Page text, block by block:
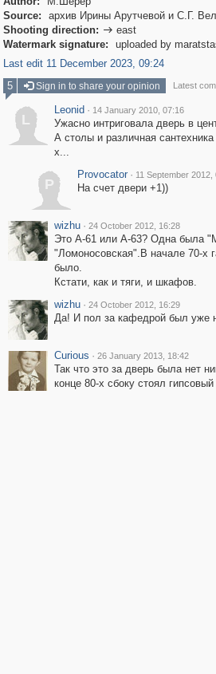
Source:
архив Ирины Арутчевой и С.Г.
Shooting direction:  east
Watermark signature:
uploaded by
Last edit 11 December 2023, 09:24
5
Sign in to share your opinion Latest
L
Leonid · 14 January 2010, 07:16
Ужасно интриговала дверь в
А столы и различная
х...
P
Provocator · 11 September 2012,
На счет двери +1))
wizhu · 24 October 2012, 16:28
Это А-61 или А-63? Одна была
"Ломоносовская".В начале 70-х
было.
Кстати, как и тяги, и шкафов.
wizhu · 24 October 2012, 16:29
Да! И пол за кафедрой был уже
Curious · 26 January 2013, 18:42
Так что это за дверь была нет
конце 80-х сбоку стоял